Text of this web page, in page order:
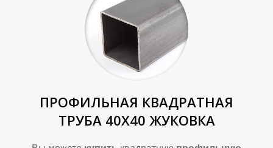
ПРОФИЛЬНАЯ КВАДРАТНАЯ
ТРУБА 40Х40 ЖУКОВКА